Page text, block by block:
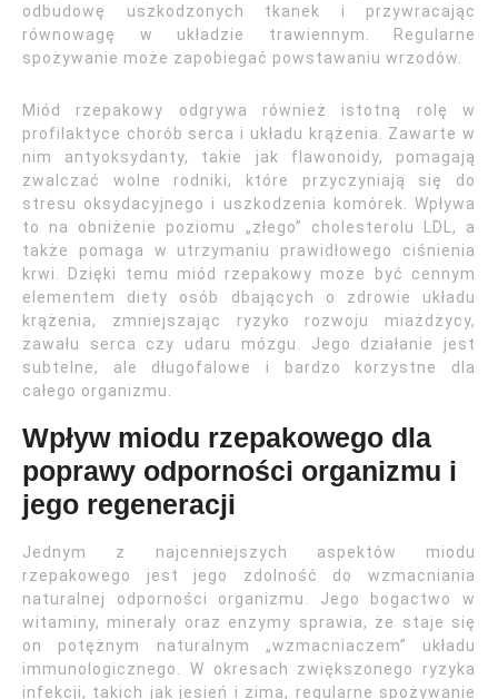
odbudowę uszkodzonych tkanek i przywracając
równowagę w układzie trawiennym. Regularne
spożywanie może zapobiegać powstawaniu wrzodów.
Miód rzepakowy odgrywa również istotną rolę w
profilaktyce chorób serca i układu krążenia. Zawarte w
nim antyoksydanty, takie jak flawonoidy, pomagają
zwalczać wolne rodniki, które przyczyniają się do
stresu oksydacyjnego i uszkodzenia komórek. Wpływa
to na obniżenie poziomu „złego” cholesterolu LDL, a
także pomaga w utrzymaniu prawidłowego ciśnienia
krwi. Dzięki temu miód rzepakowy może być cennym
elementem diety osób dbających o zdrowie układu
krążenia, zmniejszając ryzyko rozwoju miażdżycy,
zawału serca czy udaru mózgu. Jego działanie jest
subtelne, ale długofalowe i bardzo korzystne dla
całego organizmu.
Wpływ miodu rzepakowego dla
poprawy odporności organizmu i
jego regeneracji
Jednym z najcenniejszych aspektów miodu
rzepakowego jest jego zdolność do wzmacniania
naturalnej odporności organizmu. Jego bogactwo w
witaminy, minerały oraz enzymy sprawia, że staje się
on potężnym naturalnym „wzmacniaczem” układu
immunologicznego. W okresach zwiększonego ryzyka
infekcji, takich jak jesień i zima, regularne spożywanie